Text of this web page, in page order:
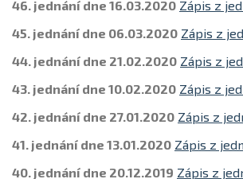
46. jednání dne 16.03.2020 Zápis z
45. jednání dne 06.03.2020 Zápis z
44. jednání dne 21.02.2020 Zápis z
43. jednání dne 10.02.2020 Zápis z
42. jednání dne 27.01.2020 Zápis z
41. jednání dne 13.01.2020 Zápis z
40. jednání dne 20.12.2019 Zápis z